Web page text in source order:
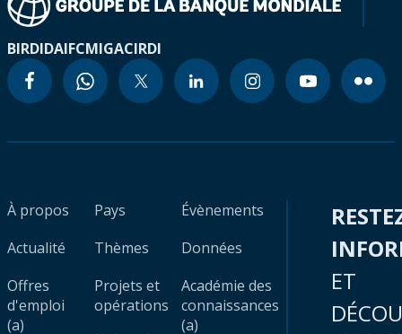
BIRDIDAIFCMIGACIRDI
À propos
Actualité
Offres
d'emploi
(a)
Pays
Thèmes
Projets et
opérations
Évènements
Données
Académie des
connaissances
(a)
ET